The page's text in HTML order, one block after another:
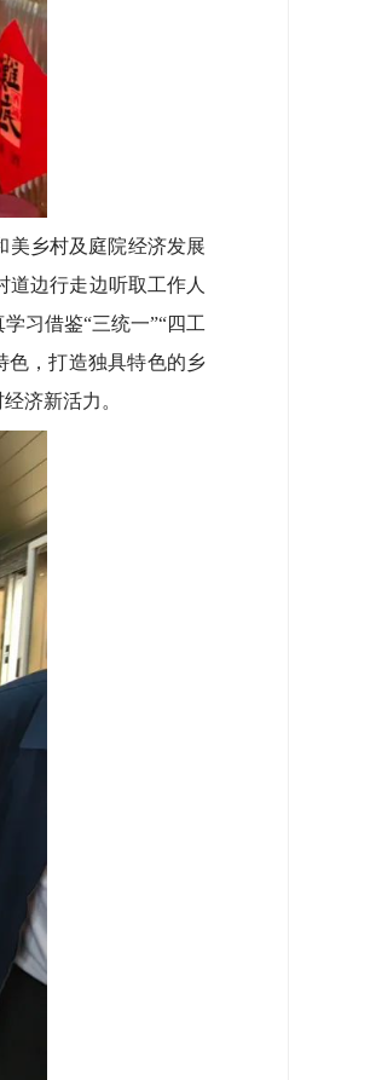
乡村及庭院经济发展
边行走边听取工作人
习借鉴“三统一”“四工
色，打造独具特色的乡
济新活力。